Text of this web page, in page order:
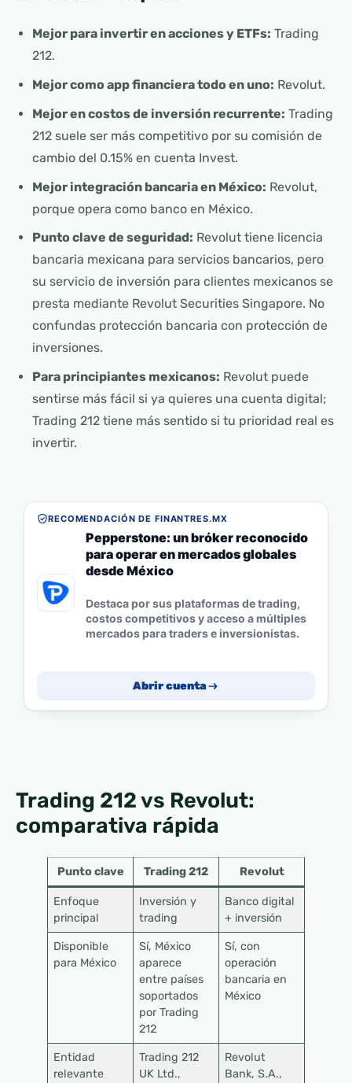
Mejor para invertir en acciones y ETFs: Trading
212.
Mejor como app financiera todo en uno: Revolut.
Mejor en costos de inversión recurrente: Trading
212 suele ser más competitivo por su comisión de
cambio del 0.15% en cuenta Invest.
Mejor integración bancaria en México: Revolut,
porque opera como banco en México.
Punto clave de seguridad: Revolut tiene licencia
bancaria mexicana para servicios bancarios, pero
su servicio de inversión para clientes mexicanos se
presta mediante Revolut Securities Singapore. No
confundas protección bancaria con protección de
inversiones.
Para principiantes mexicanos: Revolut puede
sentirse más fácil si ya quieres una cuenta digital;
Trading 212 tiene más sentido si tu prioridad real es
invertir.
RECOMENDACIÓN DE FINANTRES.MX
Pepperstone: un bróker reconocido
para operar en mercados globales
desde México
Destaca por sus plataformas de trading,
costos competitivos y acceso a múltiples
mercados para traders e inversionistas.
Abrir cuenta
Trading 212 vs Revolut:
comparativa rápida
Punto clave Trading 212 Revolut
Enfoque
principal
Inversión y
trading
Banco digital
+ inversión
Disponible
para México
Sí, México
aparece
entre países
soportados
por Trading
212
Sí, con
operación
bancaria en
México
Entidad
relevante
Trading 212
UK Ltd.,
Revolut
Bank, S.A.,